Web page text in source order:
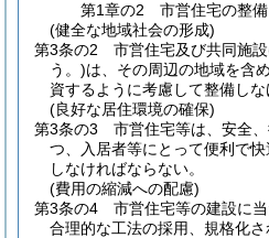
第1章の2
市営住宅の整備
(健全な地域社会の形成)
第3条の2
市営住宅及び共同施設
う。)は、その周辺の地域を含
資するように考慮して整備しな
(良好な居住環境の確保)
第3条の3
市営住宅等は、安全
つ、入居者等にとって便利で
しなければならない。
(費用の縮減への配慮)
第3条の4
市営住宅等の建設に
合理的な工法の採用、規格化